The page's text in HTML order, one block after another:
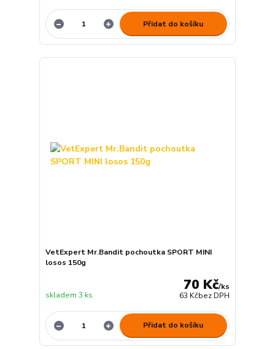
Přidat do košíku
VetExpert Mr.Bandit pochoutka SPORT MINI
losos 150g
70 Kč/ks
63 Kčbez DPH
skladem 3 ks
Přidat do košíku